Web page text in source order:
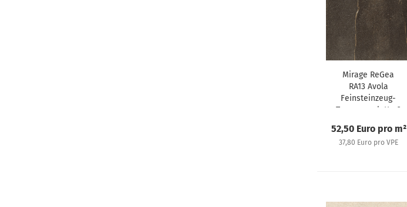
Mirage ReGea
RA13 Avola
Feinsteinzeug-
Terrassenplatte 2
52,50 Euro pro m²
37,80 Euro pro VPE